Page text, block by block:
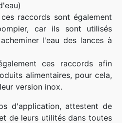
raccords sont également
car ils sont utilisés
l'eau des lances à
ces raccords afin
alimentaires, pour cela,
version inox.
d'application, attestent de
de leurs utilités dans toutes